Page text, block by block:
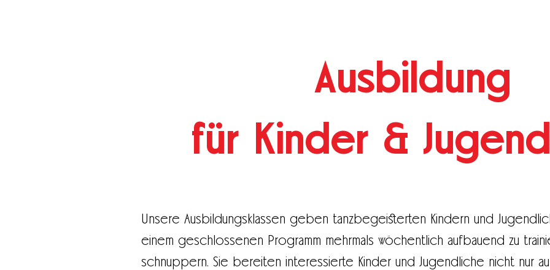
Ausbildung
für Kinder &
Unsere Ausbildungsklassen geben tanzbegeisterten Kindern und
einem geschlossenen Programm mehrmals wöchentlich aufbauend zu
schnuppern. Sie bereiten interessierte Kinder und Jugendliche nicht nur